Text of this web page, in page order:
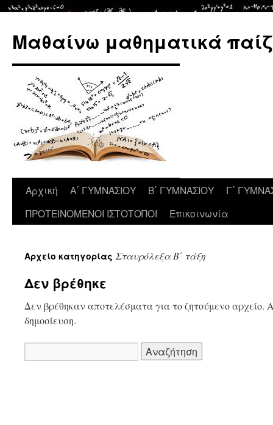
περιεχόμενο
Μαθαίνω μαθηματικά
Αρχική Α΄ ΓΥΜΝΑΣΙΟΥ Β΄ ΓΥΜΝΑΣΙΟΥ
Γ΄
ΠΡΟΤΕΙΝΟΜΕΝΟΙ ΙΣΤΟΤΟΠΟΙ
Επικοινωνία
Αρχείο κατηγορίας Σταυρόλεξα Β΄ τάξη
Δεν βρέθηκε
Δεν βρέθηκαν αποτελέσματα για το ζητούμενο αρχείο.
δημοσίευση.
για: